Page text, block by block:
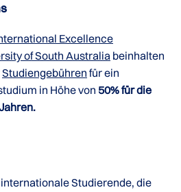
Excellence
of South Australia beinhalten
Studiengebühren für ein
in Höhe von 50% für die
Studierende, die